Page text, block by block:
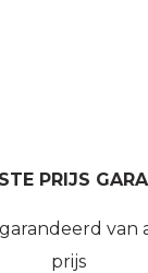
PRIJS
van
prijs